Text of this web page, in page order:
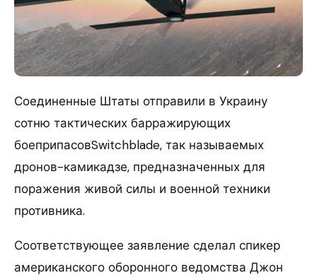
Соединенные Штаты отправили в Украину
сотню тактических барражирующих
боеприпасовSwitchblade, так называемых
дронов-камикадзе, предназначенных для
поражения живой силы и военной техники
противника.
Соответствующее заявление сделал спикер
американского оборонного ведомства Джон